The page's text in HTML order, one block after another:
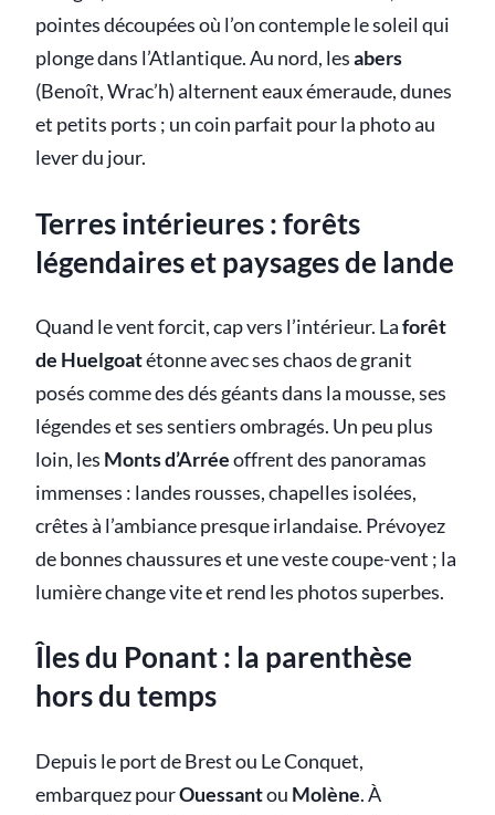
pointes découpées où l’on contemple le soleil qui
plonge dans l’Atlantique. Au nord, lesabers
(Benoît, Wrac’h) alternent eaux émeraude, dunes
et petits ports ; un coin parfait pour la photo au
lever du jour.
Terres intérieures : forêts
légendaires et paysages de lande
Quand le vent forcit, cap vers l’intérieur. Laforêt
de Huelgoatétonne avec ses chaos de granit
posés comme des dés géants dans la mousse, ses
légendes et ses sentiers ombragés. Un peu plus
loin, les Monts d’Arréeoffrent des panoramas
immenses : landes rousses, chapelles isolées,
crêtes à l’ambiance presque irlandaise. Prévoyez
de bonnes chaussures et une veste coupe-vent ; la
lumière change vite et rend les photos superbes.
Îles du Ponant : la parenthèse
hors du temps
Depuis le port de Brest ou Le Conquet,
embarquez pourOuessantou Molène. À